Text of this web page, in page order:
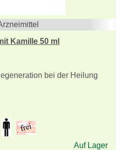
Kamille 50 ml
bei der Heilung
Auf Lager